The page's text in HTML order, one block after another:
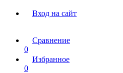
Вход на сайт
Сравнение
0
Избранное
0